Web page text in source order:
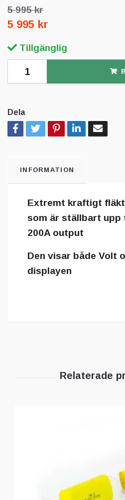
5 995 kr
5 995 kr
Tillgänglig
Dela
INFORMATION
Extremt kraftigt
som är ställbart upp
200A output
Den visar både Volt
displayen